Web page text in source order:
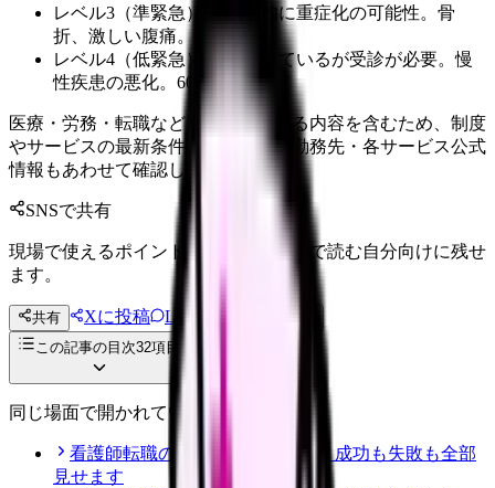
レベル3（準緊急） ：潜在的に重症化の可能性。骨
折、激しい腹痛。30分以内
レベル4（低緊急） ：安定しているが受診が必要。慢
性疾患の悪化。60分以内
医療・労務・転職など判断に影響する内容を含むため、制度
やサービスの最新条件は公的機関・勤務先・各サービス公式
情報もあわせて確認してください。
SNSで共有
現場で使えるポイントを、同僚やあとで読む自分向けに残せ
ます。
共有 Xに投稿 LINE
投稿文コピー
この記事の目次32項目
同じ場面で開かれている記事
看護師転職のリアル体験談12選｜成功も失敗も全部
見せます